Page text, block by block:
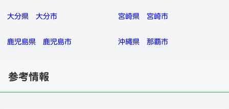
大分県 大分市 宮崎県 宮崎市
鹿児島県 鹿児島市 沖縄県 那覇市
参考情報